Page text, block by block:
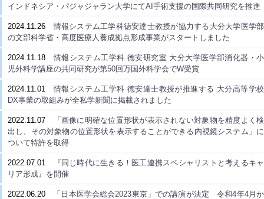
インドネシア・パジャジャラン大学にてAI手術支援の国際共同研究を推進
2024.11.26情報システム工学科徳安達士教授が協力する大分大学医学部
の文部科学省・高度医療人養成拠点形成事業がスタートしました
2024.11.18情報システム工学科 徳安研究室 大分大学医学部消化器・小
児外科学講座の共同研究が第50回万国外科学会でW受賞
2024.11.01情報システム工学科 徳安達士教授が推進する 大分高等学校
DX事業の取組みが全私学新聞に掲載されました
2022.11.07
「画像に明確な位置形状が表示されない対象物を精度よく検
出し、 その対象物の位置形状を表示することができる内視鏡システム」に
ついて特許を取得
2022.07.01
『同じ時代に生きる！医工連携スペシャリストと考えるキャ
リア形成』を開催
2022.06.20
「日本医学会総会2023東京」での講演が決定 令和4年4月か